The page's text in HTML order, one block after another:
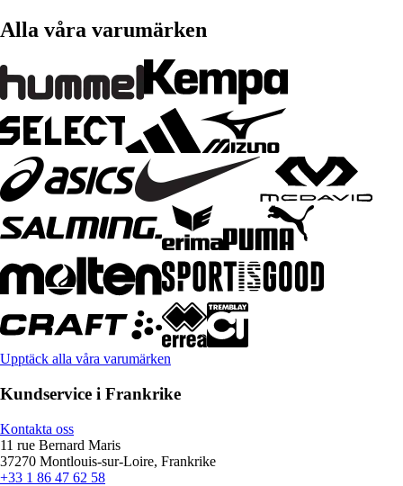
Alla våra varumärken
Upptäck alla våra varumärken
Kundservice i Frankrike
Kontakta oss
11 rue Bernard Maris
37270 Montlouis-sur-Loire, Frankrike
+33 1 86 47 62 58